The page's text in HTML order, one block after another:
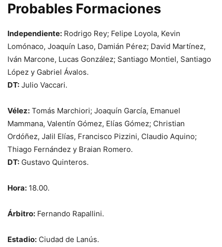
Probables Formaciones
Independiente: Rodrigo Rey; Felipe Loyola, Kevin
Lomónaco, Joaquín Laso, Damián Pérez; David Martínez,
Iván Marcone, Lucas González; Santiago Montiel, Santiago
López y Gabriel Ávalos.
DT: Julio Vaccari.
Vélez: Tomás Marchiori; Joaquín García, Emanuel
Mammana, Valentín Gómez, Elías Gómez; Christian
Ordóñez, Jalil Elías, Francisco Pizzini, Claudio Aquino;
Thiago Fernández y Braian Romero.
DT: Gustavo Quinteros.
Hora: 18.00.
Árbitro: Fernando Rapallini.
Estadio: Ciudad de Lanús.